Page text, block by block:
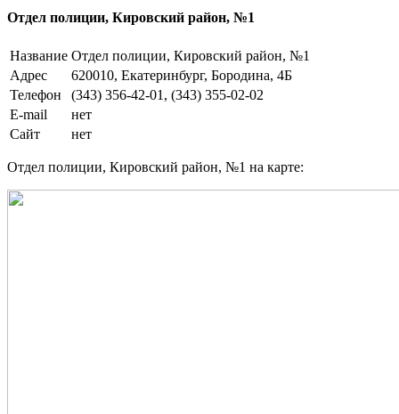
Отдел полиции, Кировский район, №1
Название Отдел полиции, Кировский район, №1
Адрес
620010, Екатеринбург, Бородина, 4Б
Телефон
(343) 356-42-01, (343) 355-02-02
E-mail
нет
Сайт
нет
Отдел полиции, Кировский район, №1 на карте: